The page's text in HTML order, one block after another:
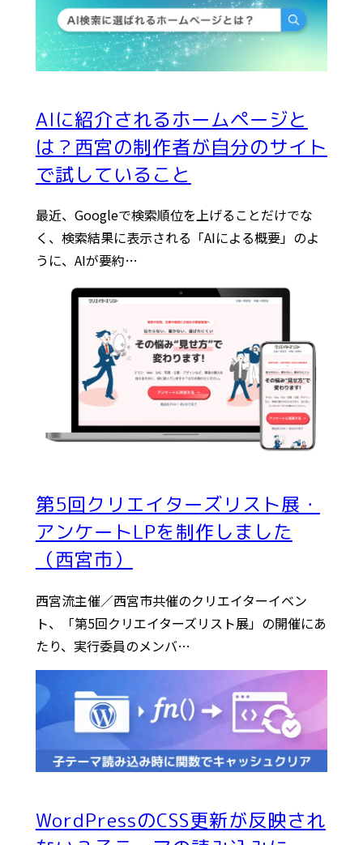
AIに紹介されるホームページと
は？西宮の制作者が自分のサイト
で試していること
最近、Googleで検索順位を上げることだけでな
く、検索結果に表示される「AIによる概要」のよ
うに、AIが要約…
第5回クリエイターズリスト展・
アンケートLPを制作しました
（西宮市）
西宮流主催／西宮市共催のクリエイターイベン
ト、「第5回クリエイターズリスト展」の開催にあ
たり、実行委員のメンバ…
WordPressのCSS更新が反映され